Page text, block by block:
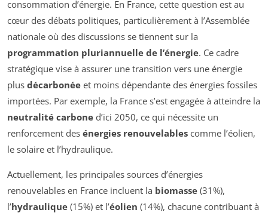
consommation d’énergie. En France, cette question est au
cœur des débats politiques, particulièrement à l’Assemblée
nationale où des discussions se tiennent sur la
programmation pluriannuelle de l’énergie. Ce cadre
stratégique vise à assurer une transition vers une énergie
plus décarbonée et moins dépendante des énergies fossiles
importées. Par exemple, la France s’est engagée à atteindre la
neutralité carbone d’ici 2050, ce qui nécessite un
renforcement des énergies renouvelables comme l’éolien,
le solaire et l’hydraulique.
Actuellement, les principales sources d’énergies
renouvelables en France incluent la biomasse (31%),
l’hydraulique (15%) et l’éolien (14%), chacune contribuant à